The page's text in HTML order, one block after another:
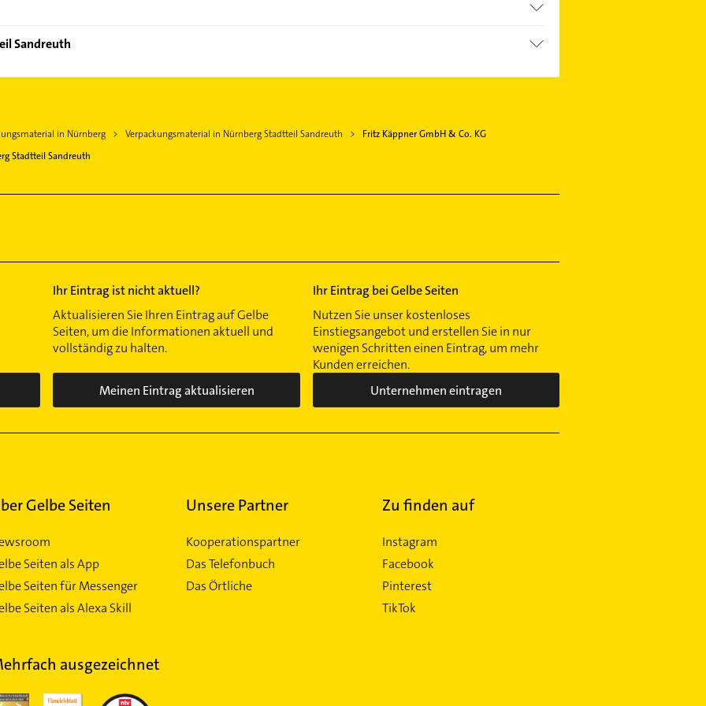
Sandreuth
in Nürnberg Verpackungsmaterial in Nürnberg Stadtteil Sandreuth
Fritz Käppner GmbH & Co. KG
Stadtteil Sandreuth
Ihr Eintrag ist nicht aktuell?
Aktualisieren Sie Ihren Eintrag auf Gelbe
Seiten, um die Informationen aktuell und
vollständig zu halten.
Meinen Eintrag aktualisieren
Ihr Eintrag bei Gelbe Seiten
Nutzen Sie unser kostenloses
Einstiegsangebot und erstellen Sie in nur
wenigen Schritten einen Eintrag, um mehr
Kunden erreichen.
Unternehmen eintragen
Gelbe Seiten
Seiten als App
Seiten für Messenger
Seiten als Alexa Skill
Unsere Partner
Kooperationspartner
Das Telefonbuch
Das Örtliche
Zu finden auf
Instagram
Facebook
Pinterest
TikTok
ausgezeichnet